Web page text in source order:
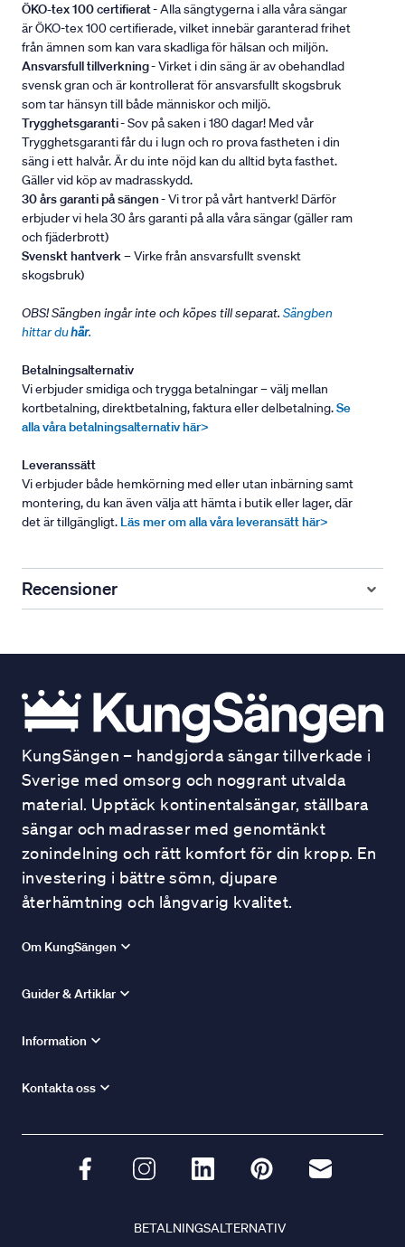
ÖKO-tex 100 certifierat- Alla sängtygerna i alla våra sängar
är ÖKO-tex 100 certifierade, vilket innebär garanterad frihet
från ämnen som kan vara skadliga för hälsan och miljön.
Ansvarsfull tillverkning- Virket i din säng är av obehandlad
svensk gran och är kontrollerat för ansvarsfullt skogsbruk
som tar hänsyn till både människor och miljö.
Trygghetsgaranti- Sov på saken i 180 dagar! Med vår
Trygghetsgaranti får du i lugn och ro prova fastheten i din
säng i ett halvår. Är du inte nöjd kan du alltid byta fasthet.
Gäller vid köp av madrasskydd.
30 års garanti på sängen- Vi tror på vårt hantverk! Därför
erbjuder vi hela 30 års garanti på alla våra sängar (gäller ram
och fjäderbrott)
Svenskt hantverk– Virke från ansvarsfullt svenskt
skogsbruk)
OBS! Sängben ingår inte och köpes till separat. Sängben
hittar duhär.
Betalningsalternativ
Vi erbjuder smidiga och trygga betalningar – välj mellan
kortbetalning, direktbetalning, faktura eller delbetalning.Se
alla våra betalningsalternativ här>
Leveranssätt
Vi erbjuder både hemkörning med eller utan inbärning samt
montering, du kan även välja att hämta i butik eller lager, där
det är tillgängligt. Läs mer om alla våra leveransätt här>
Recensioner
KungSängen – handgjorda sängar tillverkade i
Sverige med omsorg och noggrant utvalda
material. Upptäck kontinentalsängar, ställbara
sängar och madrasser med genomtänkt
zonindelning och rätt komfort för din kropp. En
investering i bättre sömn, djupare
återhämtning och långvarig kvalitet.
Om KungSängen
Guider & Artiklar
Information
Kontakta oss
BETALNINGSALTERNATIV